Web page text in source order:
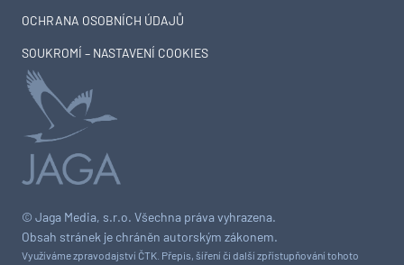
© Jaga Media, s.r.o. Všechna práva vyhrazena.
Obsah stránek je chráněn autorským zákonem.
Využíváme zpravodajství ČTK. Přepis, šíření či další zpřístupňování tohoto
OCHRANA OSOBNÍCH ÚDAJŮ
SOUKROMÍ – NASTAVENÍ COOKIES